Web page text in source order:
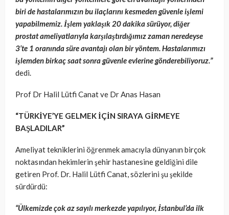
biri de hastalarımızın bu ilaçlarını kesmeden güvenle işlemi
yapabilmemiz. İşlem yaklaşık 20 dakika sürüyor, diğer
prostat ameliyatlarıyla karşılaştırdığımız zaman neredeyse
3’te 1 oranında süre avantajı olan bir yöntem. Hastalarımızı
işlemden birkaç saat sonra güvenle evlerine gönderebiliyoruz.”
dedi.
Prof Dr Halil Lütfi Canat ve Dr Anas Hasan
“TÜRKİYE’YE GELMEK İÇİN SIRAYA GİRMEYE
BAŞLADILAR”
Ameliyat tekniklerini öğrenmek amacıyla dünyanın birçok
noktasından hekimlerin şehir hastanesine geldiğini dile
getiren Prof. Dr. Halil Lütfi Canat, sözlerini şu şekilde
sürdürdü:
“Ülkemizde çok az sayılı merkezde yapılıyor, İstanbul’da ilk